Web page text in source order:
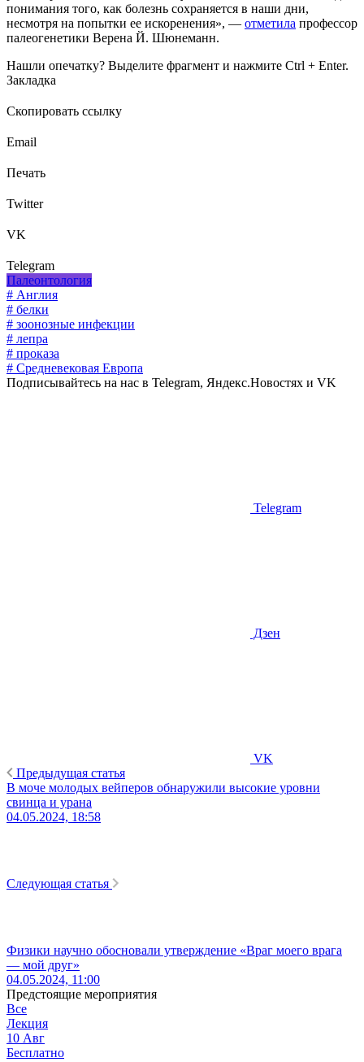
понимания того, как болезнь сохраняется в наши дни,
несмотря на попытки ее искоренения», — отметила профессор
палеогенетики Верена Й. Шюнеманн.
Нашли опечатку? Выделите фрагмент и нажмите Ctrl + Enter.
Закладка
Скопировать ссылку
Email
Печать
Twitter
VK
Telegram
Палеонтология
# Англия
# белки
# зоонозные инфекции
# лепра
# проказа
# Средневековая Европа
Подписывайтесь на нас в Telegram, Яндекс.Новостях и VK
Telegram
Дзен
VK
Предыдущая статья
В моче молодых вейперов обнаружили высокие уровни
свинца и урана
04.05.2024, 18:58
Следующая статья
Физики научно обосновали утверждение «Враг моего врага
— мой друг»
04.05.2024, 11:00
Предстоящие мероприятия
Все
Лекция
10 Авг
Бесплатно